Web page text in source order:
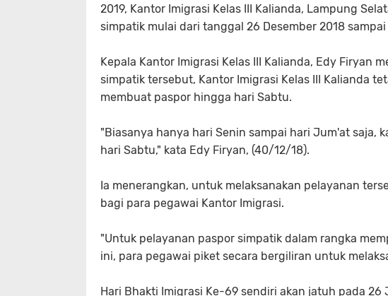
2019, Kantor Imigrasi Kelas III Kalianda, Lampung
simpatik mulai dari tanggal 26 Desember 2018
Kepala Kantor Imigrasi Kelas III Kalianda, Edy Firyan
simpatik tersebut, Kantor Imigrasi Kelas III Kalianda
membuat paspor hingga hari Sabtu.
"Biasanya hanya hari Senin sampai hari Jum'at saja,
hari Sabtu," kata Edy Firyan, (40/12/18).
Ia menerangkan, untuk melaksanakan pelayanan
bagi para pegawai Kantor Imigrasi.
"Untuk pelayanan paspor simpatik dalam rangka
ini, para pegawai piket secara bergiliran untuk
Hari Bhakti Imigrasi Ke-69 sendiri akan jatuh pada 26